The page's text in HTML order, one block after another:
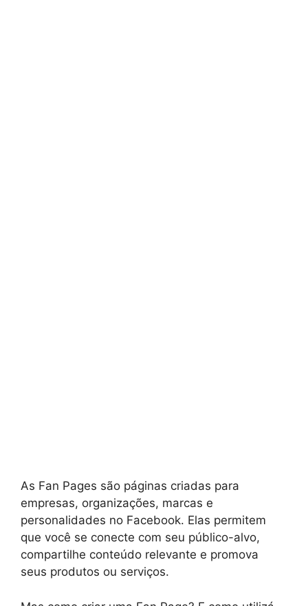
As Fan Pages são páginas criadas para
empresas, organizações, marcas e
personalidades no Facebook. Elas permitem
que você se conecte com seu público-alvo,
compartilhe conteúdo relevante e promova
seus produtos ou serviços.